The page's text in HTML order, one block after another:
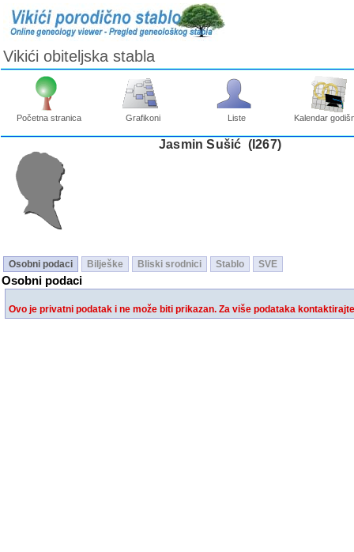
Vikići obiteljska stabla
Početna stranica Grafikoni Liste Kalendar
Jasmin Sušić ‎(I267)‎
Osobni podaci Bilješke Bliski srodnici Stablo SVE
Osobni podaci
Ovo je privatni podatak i ne može biti prikazan. Za više podataka